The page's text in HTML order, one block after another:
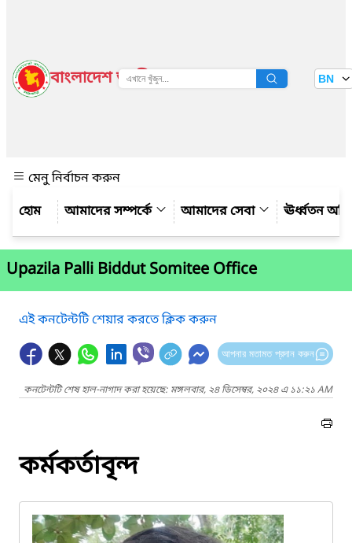
বাংলাদেশ জাতীয় তথ্য বাতায়ন BN
মেনু নির্বাচন করুন
আমাদের সম্পর্কে
আমাদের সেবা ঊর্ধ্বতন
Upazila Palli Biddut Somitee Office
এই কনটেন্টটি শেয়ার করতে ক্লিক করুন
আপনার মতামত প্রদান করুন
কনটেন্টটি শেষ হাল-নাগাদ করা হয়েছে: মঙ্গলবার, ২৪ ডিসেম্বর, ২০২৪ এ ১১:২১ AM
কর্মকর্তাবৃন্দ